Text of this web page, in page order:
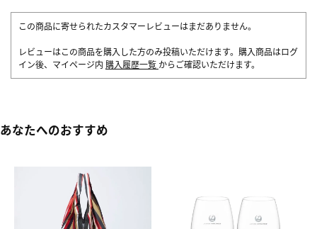
この商品に寄せられたカスタマーレビューはまだありません。
レビューはこの商品を購入した方のみ投稿いただけます。購入商品はログ
イン後、マイページ内 購入履歴一覧 からご確認いただけます。
あなたへのおすすめ